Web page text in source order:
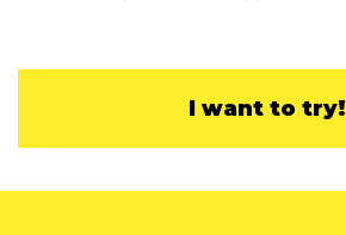
I want to try!